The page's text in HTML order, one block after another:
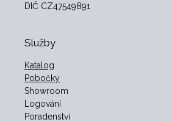
DIČ CZ47549891
Služby
Katalog
Pobočky
Showroom
Logování
Poradenství